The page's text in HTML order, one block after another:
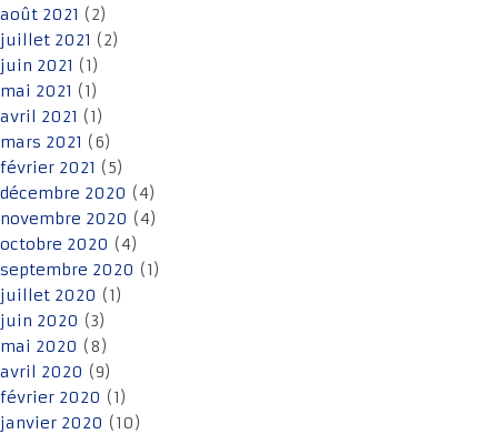
août 2021 (2)
juillet 2021 (2)
juin 2021 (1)
mai 2021 (1)
avril 2021 (1)
mars 2021 (6)
février 2021 (5)
décembre 2020 (4)
novembre 2020 (4)
octobre 2020 (4)
septembre 2020 (1)
juillet 2020 (1)
juin 2020 (3)
mai 2020 (8)
avril 2020 (9)
février 2020 (1)
janvier 2020 (10)